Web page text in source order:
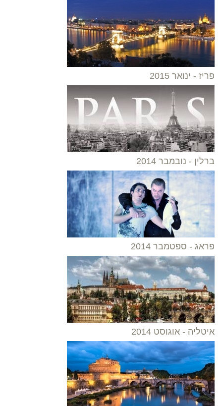
פריז - ינואר 2015
ברלין - נובמבר 2014
פראג - ספטמבר 2014
איטליה - אוגוסט 2014